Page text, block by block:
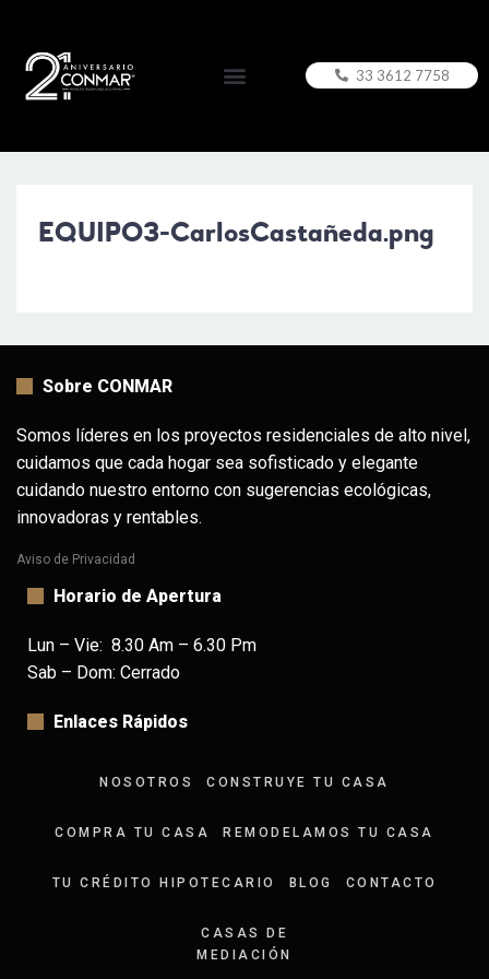
33 3612 7758
EQUIPO3-CarlosCastañeda.png
Sobre CONMAR
Somos líderes en los proyectos residenciales de alto nivel,
cuidamos que cada hogar sea sofisticado y elegante
cuidando nuestro entorno con sugerencias ecológicas,
innovadoras y rentables.
Aviso de Privacidad
Horario de Apertura
Lun – Vie: 8.30 Am – 6.30 Pm
Sab – Dom: Cerrado
Enlaces Rápidos
NOSOTROS CONSTRUYE TU CASA
COMPRA TU CASA REMODELAMOS TU CASA
TU CRÉDITO HIPOTECARIO BLOG CONTACTO
CASAS DE
MEDIACIÓN